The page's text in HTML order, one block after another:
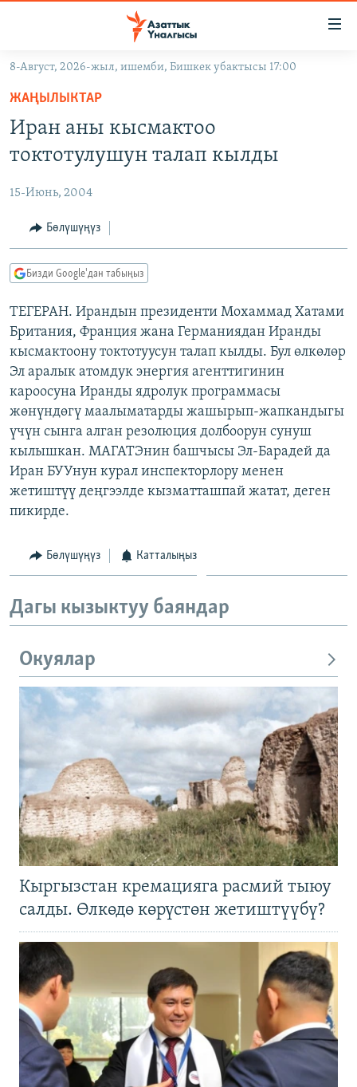
Навигацияга
өтүңүз
Издөөгө
салыңызКЫРГЫЗСТАН
ЭКОНОМИКА
МАДАНИЯТ
ДҮЙНӨ
БОРБОР АЗИЯ
АТАЙЫН ИЛИКТӨӨ
ТВ ПРОГРАММАЛАР
ЭКСПЕРТТЕР ТАЛДАЙТ
БИЗ ЖАНА ДҮЙНӨ
ЭЖЕ-СИҢДИЛЕР
АЗАТТЫК+
ЫҢГАЙСЫЗ СУРООЛОР
ӨЗГӨЧӨ ПИКИР
Русский
ОНЛАЙН ШЕРИНЕ
ЭЕ/АРнун бардык сайттары
8-Август, 2026-жыл, ишемби, Бишкек убактысы 17:00
ЖАҢЫЛЫКТАР
Иран аны кысмактоо
токтотулушун талап кылды
15-Июнь, 2004
Бөлүшүңүз
Бизди Google'дан табыңыз
ТЕГЕРАН. Ирандын президенти Мохаммад Хатами
Британия, Франция жана Германиядан Иранды
кысмактоону токтотуусун талап кылды. Бул өлкөлөр
Эл аралык атомдук энергия агенттигинин
кароосуна Иранды ядролук программасы
жөнүндөгү маалыматарды жашырып-жапкандыгы
үчүн сынга алган резолюция долбоорун сунуш
кылышкан. МАГАТЭнин башчысы Эл-Барадей да
Иран БУУнун курал инспекторлору менен
жетиштүү деңгээлде кызматташпай жатат, деген
пикирде.
Бөлүшүңүз Катталыңыз
Дагы кызыктуу баяндар
Окуялар
Кыргызстан кремацияга расмий тыюу
салды. Өлкөдө көрүстөн жетиштүүбү?